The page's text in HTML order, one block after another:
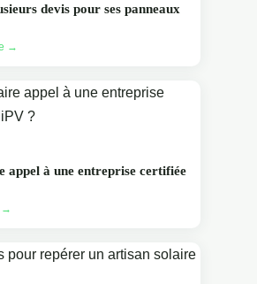
devis pour ses panneaux
→
appel à une entreprise certifiée
→